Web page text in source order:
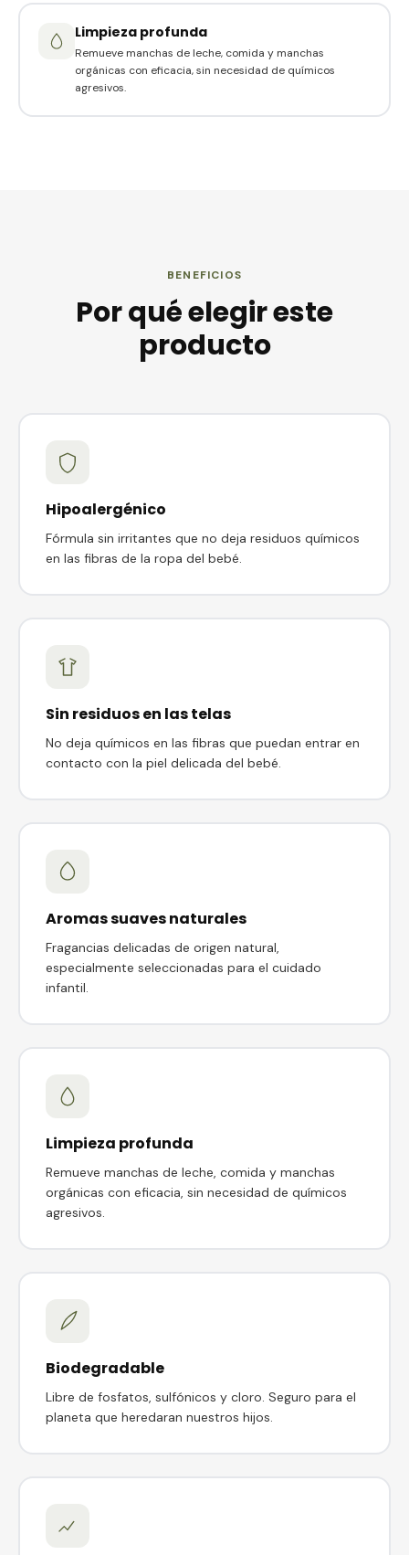
Limpieza profunda
Remueve manchas de leche, comida y manchas
orgánicas con eficacia, sin necesidad de químicos
agresivos.
BENEFICIOS
Por qué elegir este
producto
Hipoalergénico
Fórmula sin irritantes que no deja residuos químicos
en las fibras de la ropa del bebé.
Sin residuos en las telas
No deja químicos en las fibras que puedan entrar en
contacto con la piel delicada del bebé.
Aromas suaves naturales
Fragancias delicadas de origen natural,
especialmente seleccionadas para el cuidado
infantil.
Limpieza profunda
Remueve manchas de leche, comida y manchas
orgánicas con eficacia, sin necesidad de químicos
agresivos.
Biodegradable
Libre de fosfatos, sulfónicos y cloro. Seguro para el
planeta que heredaran nuestros hijos.